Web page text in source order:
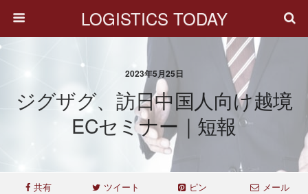
LOGISTICS TODAY
2023年5月25日
ジグザグ、訪日中国人向け越境
ECセミナー｜短報
共有 ツイート ピン メール